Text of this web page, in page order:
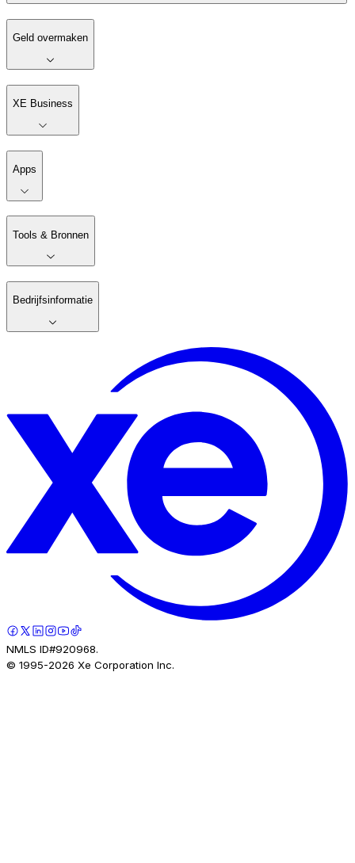
Geld overmaken
XE Business
Apps
Tools & Bronnen
Bedrijfsinformatie
NMLS ID#920968.
© 1995-2026 Xe Corporation Inc.